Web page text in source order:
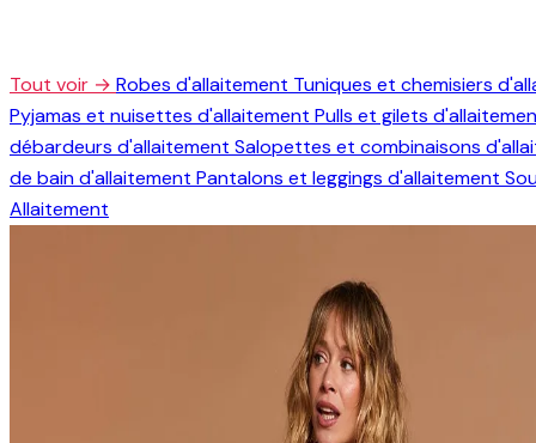
Tout voir → Robes d'allaitement Tuniques et chemisiers
Pyjamas et nuisettes d'allaitement Pulls et gilets
débardeurs d'allaitement Salopettes et combinaisons
de bain d'allaitement Pantalons et leggings d'allaitement
Allaitement